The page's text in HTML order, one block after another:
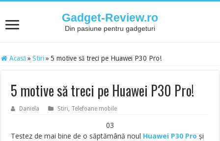
Gadget-Review.ro
Din pasiune pentru gadgeturi
Acasă » Stiri » 5 motive să treci pe Huawei P30 Pro!
5 motive să treci pe Huawei P30 Pro!
Daniela Stiri, Telefoane mobile
03
Testez de mai bine de o săptămână noul Huawei P30 Pro și